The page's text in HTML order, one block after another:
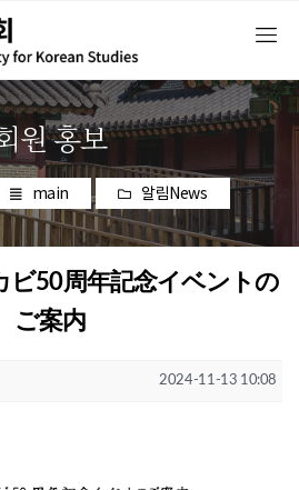
원 홍보
main 알림News
ビ50周年記念イベントの
ご案内
2024-11-13 10:08